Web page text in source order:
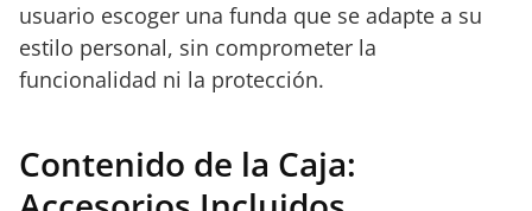
usuario escoger una funda que se adapte a su
estilo personal, sin comprometer la
funcionalidad ni la protección.
Contenido de la Caja: